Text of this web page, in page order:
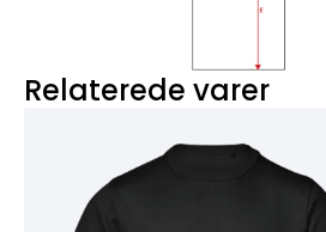
Relaterede varer